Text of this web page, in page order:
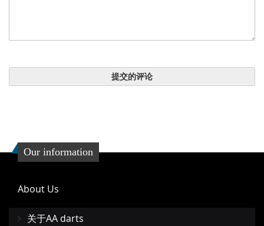
提交的评论
Our information
About Us
关于AA darts